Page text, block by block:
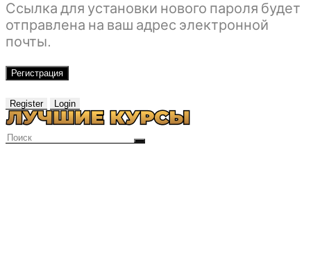
Ссылка для установки нового пароля будет
отправлена ​​на ваш адрес электронной
почты.
Регистрация
Register Login